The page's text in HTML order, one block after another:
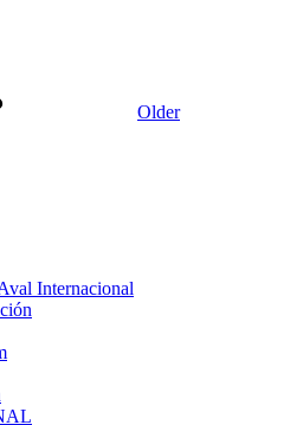
Older
Internacional